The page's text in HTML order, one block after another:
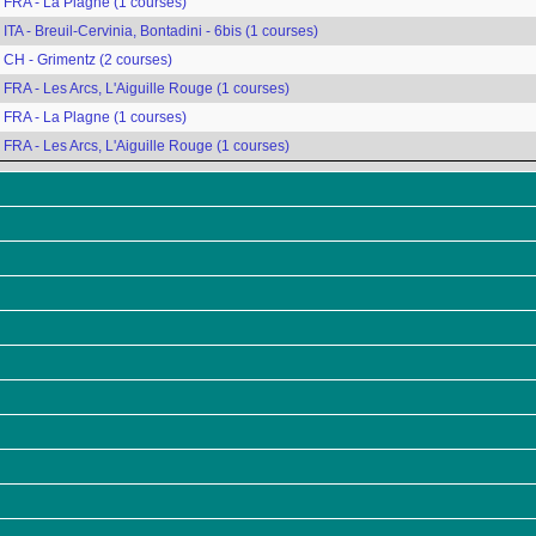
ITA - Breuil-Cervinia, Bontadini - 6bis (1 courses)
CH - Grimentz (2 courses)
FRA - Les Arcs, L'Aiguille Rouge (1 courses)
FRA - La Plagne (1 courses)
FRA - Les Arcs, L'Aiguille Rouge (1 courses)